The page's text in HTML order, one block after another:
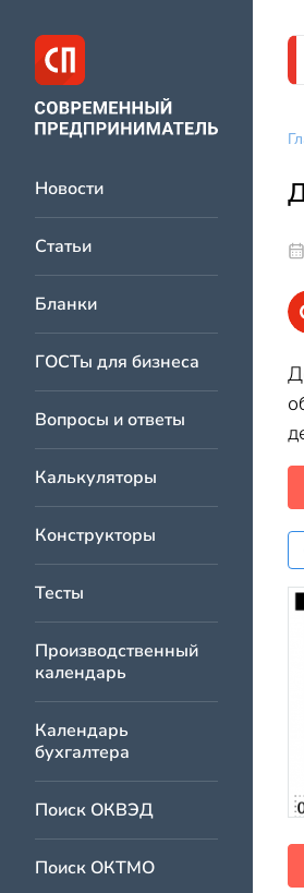
Новости
Статьи
Бланки
ГОСТы для бизнеса
Вопросы и ответы
Калькуляторы
Конструкторы
Тесты
Производственный
календарь
Календарь
бухгалтера
Поиск ОКВЭД
Поиск ОКТМО